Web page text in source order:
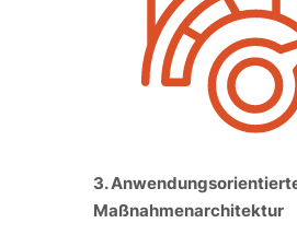
3.
Maßnahmenarchitektur